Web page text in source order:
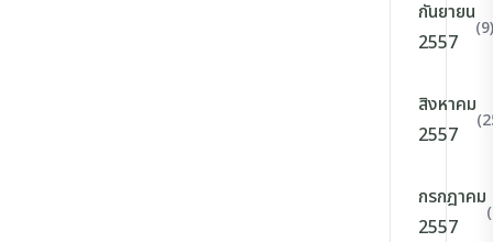
กันยายน
2557
(9)
สิงหาคม
2557
กรกฎาคม
2557